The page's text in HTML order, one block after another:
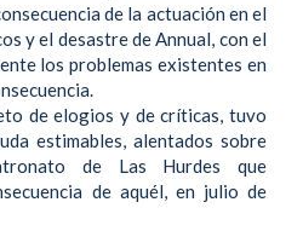
de la actuación en el
y el desastre de Annual, con el
los problemas existentes en
de elogios y de críticas, tuvo
estimables, alentados sobre
de Las Hurdes que
de aquél, en julio de